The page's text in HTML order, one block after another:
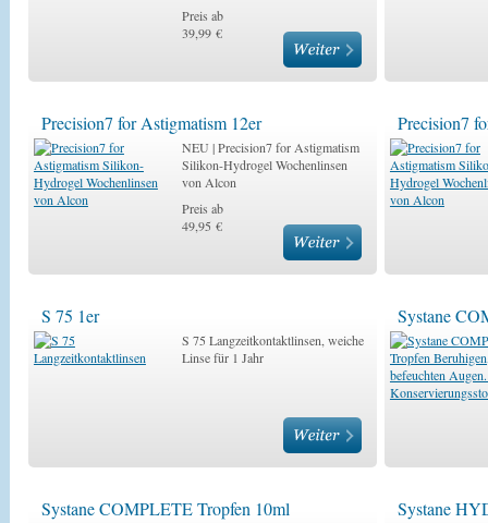
Preis ab
39,99 €
Precision7 for Astigmatism 12er
NEU | Precision7 for Astigmatism
Silikon-Hydrogel Wochenlinsen
von Alcon
Preis ab
49,95 €
Precision7
S 75 1er
S 75 Langzeitkontaktlinsen, weiche
Linse für 1 Jahr
Systane
Systane COMPLETE Tropfen 10ml Systane